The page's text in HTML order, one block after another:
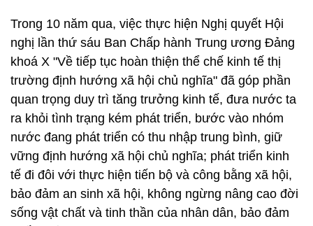
Trong 10 năm qua, việc thực hiện Nghị quyết Hội
nghị lần thứ sáu Ban Chấp hành Trung ương Đảng
khoá X "Về tiếp tục hoàn thiện thể chế kinh tế thị
trường định hướng xã hội chủ nghĩa" đã góp phần
quan trọng duy trì tăng trưởng kinh tế, đưa nước ta
ra khỏi tình trạng kém phát triển, bước vào nhóm
nước đang phát triển có thu nhập trung bình, giữ
vững định hướng xã hội chủ nghĩa; phát triển kinh
tế đi đôi với thực hiện tiến bộ và công bằng xã hội,
bảo đảm an sinh xã hội, không ngừng nâng cao đời
sống vật chất và tinh thần của nhân dân, bảo đảm